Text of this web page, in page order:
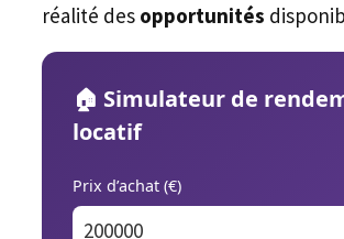
réalité des opportunités
🏠 Simulateur de
locatif
Prix d’achat (€)